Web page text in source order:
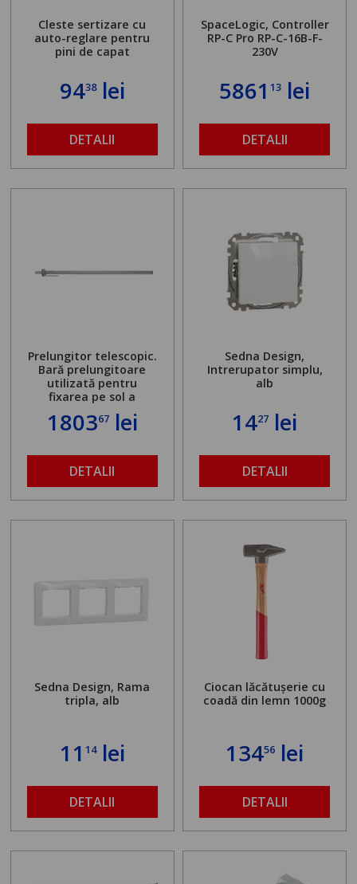
Cleste sertizare cu
auto-reglare pentru
pini de capat
9438lei
DETALII
SpaceLogic, Controller
RP-C Pro RP-C-16B-F-
230V
586113 lei
DETALII
Prelungitor telescopic.
Bară prelungitoare
utilizată pentru
fixarea pe sol a
standului mașinii de
găurit în locul
maximă admisă de 500
kg și înălțime reglabilă
de la 1,8 la 2,9 m
180367lei
DETALII
Sedna Design,
Intrerupator simplu,
alb
1427 lei
DETALII
Sedna Design, Rama
tripla, alb
11 14lei
DETALII
Ciocan lăcătușerie cu
coadă din lemn 1000g
13456 lei
DETALII